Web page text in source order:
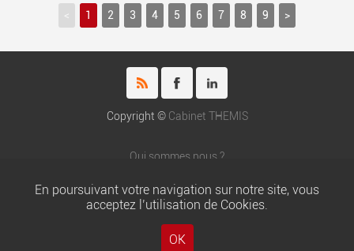
< 1 2 3 4 5 6 7 8 9 >
Copyright © Cabinet THEMIS
Qui sommes nous ?
Nos partenaires
Chartes
Mentions légales
Gestion locative : Thémis Gestion
En poursuivant votre navigation sur notre site, vous
acceptez l’utilisation de Cookies.
OK